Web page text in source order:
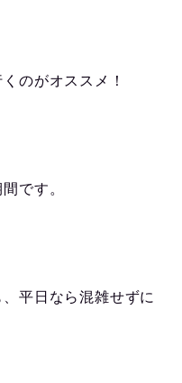
のがオススメ！
です。
平日なら混雑せずに